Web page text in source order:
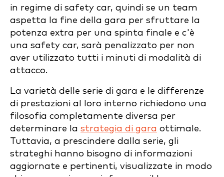
in regime di safety car, quindi se un team
aspetta la fine della gara per sfruttare la
potenza extra per una spinta finale e c'è
una safety car, sarà penalizzato per non
aver utilizzato tutti i minuti di modalità di
attacco.
La varietà delle serie di gara e le differenze
di prestazioni al loro interno richiedono una
filosofia completamente diversa per
determinare la strategia di gara ottimale.
Tuttavia, a prescindere dalla serie, gli
strateghi hanno bisogno di informazioni
aggiornate e pertinenti, visualizzate in modo